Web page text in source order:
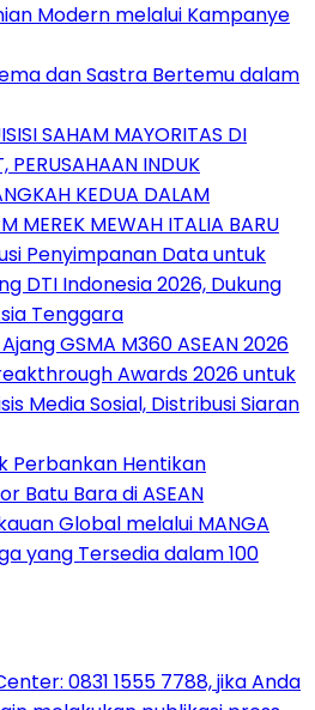
Modern melalui Kampanye
dan Sastra Bertemu dalam
SAHAM MAYORITAS DI
PERUSAHAAN INDUK
KEDUA DALAM
MEREK MEWAH ITALIA BARU
Penyimpanan Data untuk
DTI Indonesia 2026, Dukung
Tenggara
GSMA M360 ASEAN 2026
Awards 2026 untuk
Media Sosial, Distribusi Siaran
Perbankan Hentikan
Batu Bara di ASEAN
Global melalui MANGA
yang Tersedia dalam 100